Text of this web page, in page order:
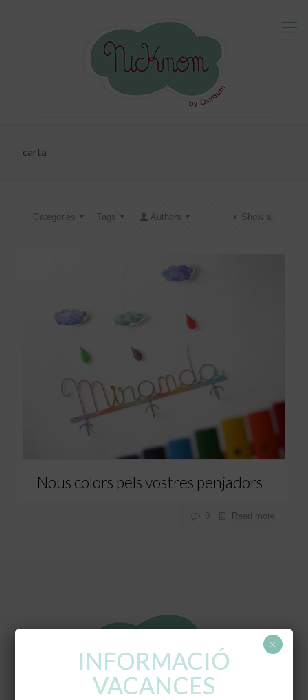
carta
Categories Tags Authors Show all
Nous colors pels vostres penjadors
0 Read more
INFORMACIÓ
VACANCES
×